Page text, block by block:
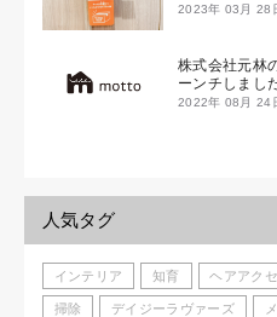
2023年 03月 28
株式会社元林
ーンチしまし
2022年 08月 24
人気タグ
インテリア 知育 ヘアアク
掃除 デイジーラヴァーズ